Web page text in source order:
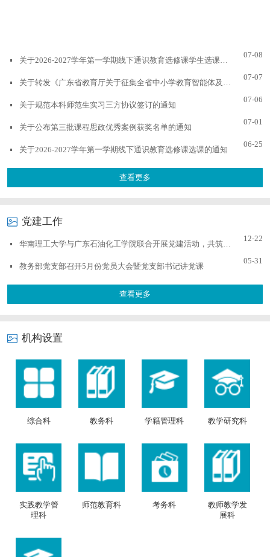
07-08
07-07
关于规范本科师范生实习三方协议签订的通知
07-06
关于公布第三批课程思政优秀案例获奖名单的通知
07-01
关于2026-2027学年第一学期线下通识教育选修课选课的通知
06-25
查看更多
党建工作
12-22
教务部党支部召开5月份党员大会暨党支部书记讲党课
05-31
查看更多
机构设置
综合科 教务科 学籍管理科 教学研究科
实践教学管
理科
师范教育科 考务科
教师教学发
展科